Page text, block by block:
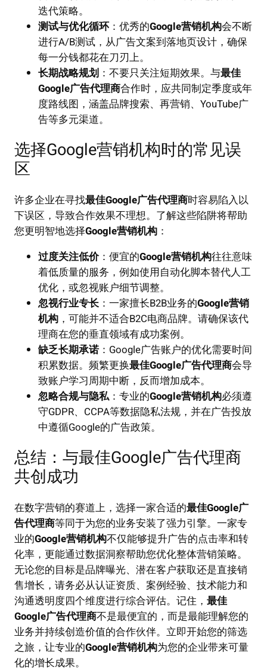
迭代策略。
测试与优化循环：优秀的Google营销机构会不断
进行A/B测试，从广告文案到落地页设计，确保
每一分钱都花在刀刃上。
长期战略规划 ：不要只关注短期效果。与最佳
Google广告代理商合作时，应共同制定季度或年
度路线图，涵盖品牌搜索、再营销、YouTube广
告等多元渠道。
选择Google营销机构时的常见误
区
许多企业在寻找最佳Google广告代理商时容易陷入以
下误区，导致合作效果不理想。了解这些陷阱将帮助
您更明智地选择Google营销机构 ：
过度关注低价：便宜的Google营销机构往往意味
着低质量的服务，例如使用自动化脚本替代人工
优化，或忽视账户细节调整。
忽视行业专长 ：一家擅长B2B业务的Google营销
机构 ，可能并不适合B2C电商品牌。请确保该代
理商在您的垂直领域有成功案例。
缺乏长期承诺：Google广告账户的优化需要时间
积累数据。频繁更换最佳Google广告代理商会导
致账户学习周期中断，反而增加成本。
忽略合规与隐私：专业的Google营销机构必须遵
守GDPR、CCPA等数据隐私法规，并在广告投放
中遵循Google的广告政策。
总结：与最佳Google广告代理商
共创成功
在数字营销的赛道上，选择一家合适的最佳Google广
告代理商等同于为您的业务安装了强力引擎。一家专
业的Google营销机构不仅能够提升广告的点击率和转
化率，更能通过数据洞察帮助您优化整体营销策略。
无论您的目标是品牌曝光、潜在客户获取还是直接销
售增长，请务必从认证资质、案例经验、技术能力和
沟通透明度四个维度进行综合评估。记住， 最佳
Google广告代理商不是最便宜的，而是最能理解您的
业务并持续创造价值的合作伙伴。立即开始您的筛选
之旅，让专业的Google营销机构为您的企业带来可量
化的增长成果。